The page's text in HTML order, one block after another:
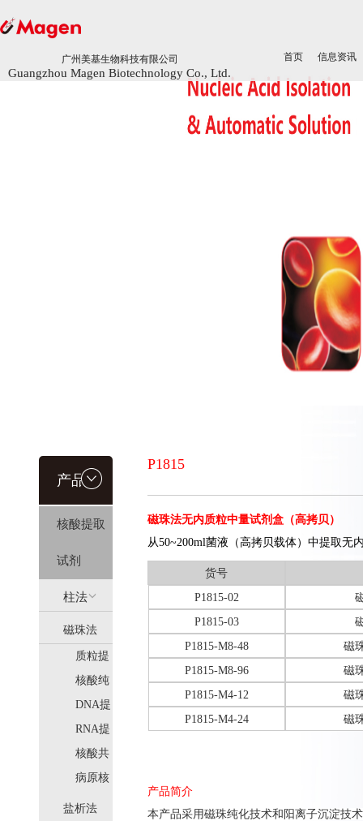
广州美基生物科技有限公司
Guangzhou Magen Biotechnology Co., Ltd.
首页 信息资讯
广州美基生物科技有限公司
Guangzhou Magen Biotechnology Co., Ltd.
首页 信息资讯
产品信
息
核酸提取
试剂
柱法
(HiPure)
磁珠法
质粒提
取
核酸纯
化
DNA提
取
RNA提
取
核酸共
提取
病原核
酸提取
盐析法
P1815
磁珠法无内质粒中量试剂盒（高拷贝）
从50~200ml菌液（高拷贝载体）中提取无
货号
P1815-02
P1815-03
P1815-M8-48
磁
P1815-M8-96
磁
P1815-M4-12
磁
P1815-M4-24
磁
产品简介
本产品采用磁珠纯化技术和 阳离子沉淀技